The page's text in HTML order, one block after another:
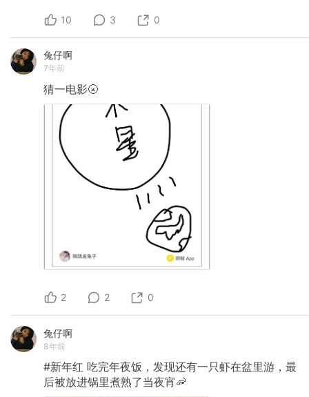
10 3 0
兔仔啊
7年前
猜一电影🌝
2 2 0
兔仔啊
8年前
#新年红 吃完年夜饭，发现还有一只虾在盆里游，最
后被放进锅里煮熟了当夜宵🦐